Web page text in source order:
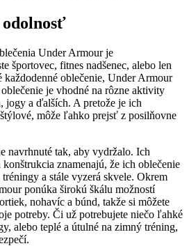
Under Armour je
športovec, fitnes nadšenec, alebo len
oblečenie, Under Armour
je vhodné na rôzne aktivity
jogy a ďalších. A pretože je ich
môže ľahko prejsť z posilňovne
navrhnuté tak, aby vydržalo. Ich
znamenajú, že ich oblečenie
a stále vyzerá skvele. Okrem
ponúka širokú škálu možností
nohavíc a búnd, takže si môžete
potreby. Či už potrebujete niečo ľahké
alebo teplé a útulné na zimný tréning,